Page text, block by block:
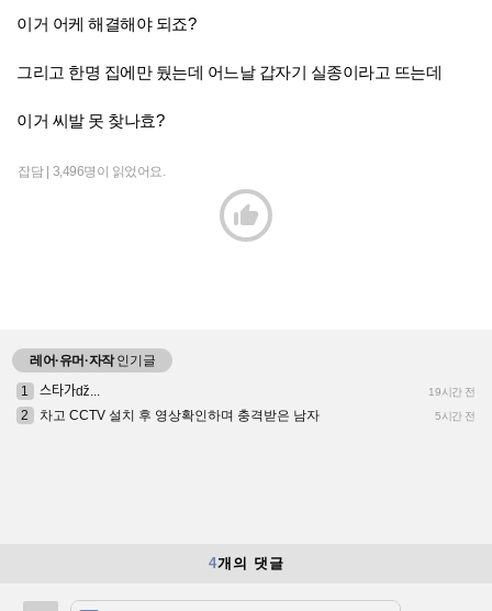
이거 어케 해결해야 되죠?
그리고 한명 집에만 뒀는데 어느날 갑자기 실종이라고 뜨는데
이거 씨발 못 찾나효?
잡담 | 3,496명이 읽었어요.

레어·유머·자작인기글
1
스타가ǆ... 19시간 전
2 차고 CCTV 설치 후 영상확인하며 충격받은 남자 5시간 전
4개의 댓글